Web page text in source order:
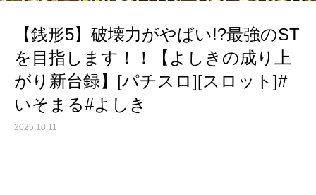
【銭形5】破壊力がやばい!?最強のST
を目指します！！【よしきの成り上
がり新台録】[パチスロ][スロット]#
いそまる#よしき
2025.10.11